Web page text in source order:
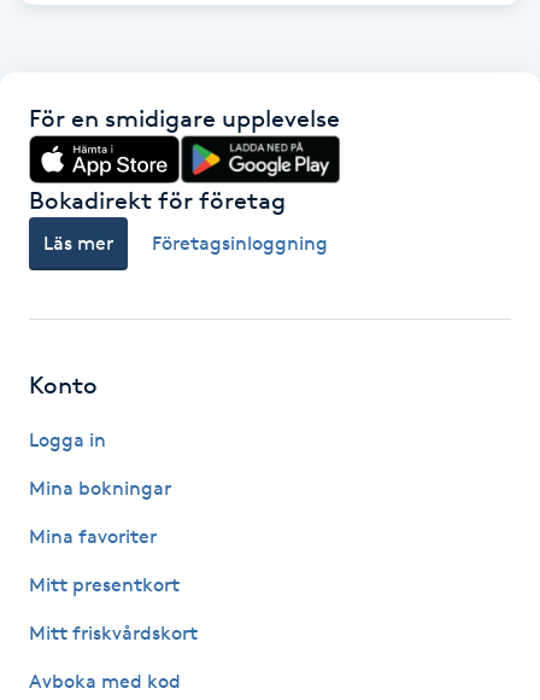
Friskvård
Frisör
Funktionsanalys
G
Gel naglar
Gellack
För en smidigare upplevelse
Bokadirekt för företag
Läs mer Företagsinloggning
Konto
Logga in
Mina bokningar
Mina favoriter
Mitt presentkort
Mitt friskvårdskort
Avboka med kod